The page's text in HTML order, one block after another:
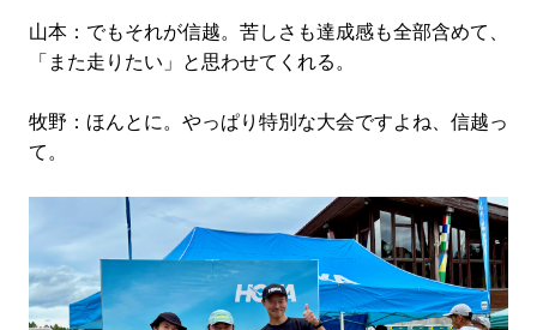
山本：でもそれが信越。苦しさも達成感も全部含めて、
「また走りたい」と思わせてくれる。
牧野：ほんとに。やっぱり特別な大会ですよね、信越っ
て。